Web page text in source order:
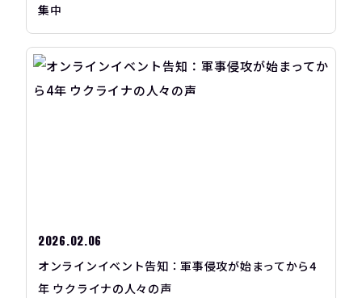
集中
2026.02.06
オンラインイベント告知：軍事侵攻が始まってから4
年 ウクライナの人々の声